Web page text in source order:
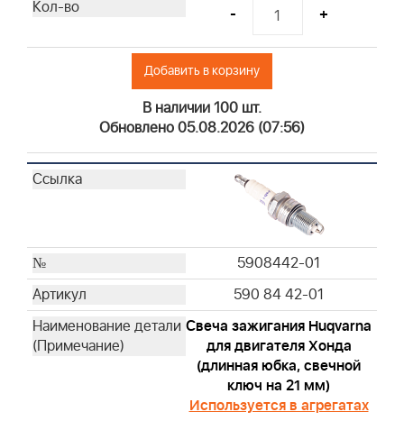
795990
394358S
690612
797346
808116S
84001895
844545
4101
4102
4103
4104
4105
4106
- +
Добавить в корзину
В наличии 100 шт.
Обновлено 05.08.2026 (07:56)
5908442-01
590 84 42-01
Свеча зажигания Huqvarna
для двигателя Хонда
(длинная юбка, свечной
ключ на 21 мм)
Используется в агрегатах